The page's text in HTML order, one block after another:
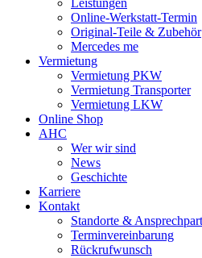
Leistungen
Online-Werkstatt-Termin
Original-Teile & Zubehör
Mercedes me
Vermietung
Vermietung PKW
Vermietung Transporter
Vermietung LKW
Online Shop
AHC
Wer wir sind
News
Geschichte
Karriere
Kontakt
Standorte &
Terminvereinbarung
Rückrufwunsch